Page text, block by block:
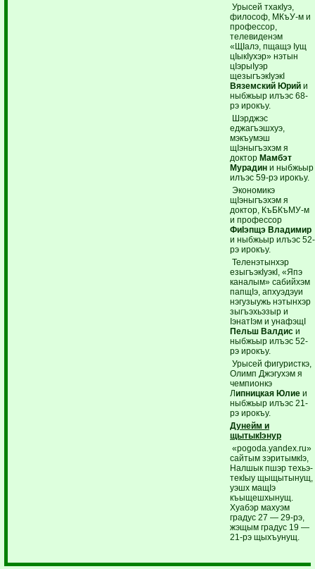
Урысей тхакIуэ,
философ, МКъУ-м и
профессор,
телевиденэм
«ЩIалэ, пщащэ Iущ
цIыкIухэр» нэтын
цIэрыIуэр
щезыгъэкIуэкI
Вяземский Юрий и
ныбжьыр илъэс 68-
рэ ирокъу.
Шэрджэс
еджагъэшхуэ,
мэкъумэш
щIэныгъэхэм я
докторМамбэт
Мурадин и ныбжьыр
илъэс 59-рэ ирокъу.
Экономикэ
щIэныгъэхэм я
доктор, КъБКъМУ-м
и профессор
ФиIэпщэ Владимир
и ныбжьыр илъэс 52-
рэ ирокъу.
Теленэтынхэр
езыгъэкIуэкI, «Япэ
каналым» сабийхэм
папщIэ, апхуэдэуи
нэгузыужь нэтынхэр
зыгъэхьэзыр и
IэнатIэм и унафэщI
Пельш Валдис и
ныбжьыр илъэс 52-
рэ ирокъу.
Урысей фигуристкэ,
Олимп Джэгухэм я
чемпионкэ
Липницкая Юлие и
ныбжьыр илъэс 21-
рэ ирокъу.
Дунейм и
щытыкIэнур
«pogoda.yandex.ru»
сайтым зэритымкIэ,
Налшык пшэр техьэ-
текIыу щыщытынущ,
уэшх мащIэ
къыщешхынущ.
Хуабэр махуэм
градус 27 — 29-рэ,
жэщым градус 19 —
21-рэ щыхъунущ.